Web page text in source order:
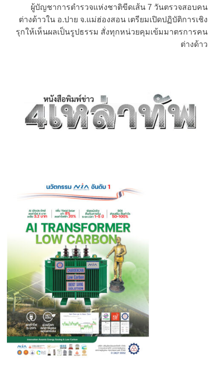
ผู้บัญชาการตำรวจแห่งชาติขีดเส้น 7 วันตรวจสอบคน
ต่างด้าวใน อ.ปาย จ.แม่ฮ่องสอน เตรียมเปิดปฏิบัติการเชิง
รุกให้เห็นผลเป็นรูปธรรม สั่งทุกหน่วยคุมเข้มมาตรการคน
ต่างด้าว